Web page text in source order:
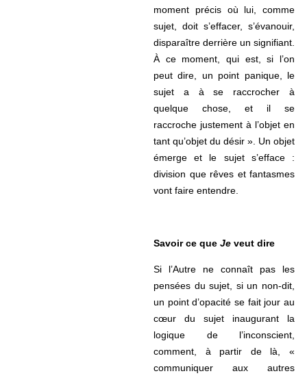
moment précis où lui, comme
sujet, doit s’effacer, s’évanouir,
disparaître derrière un signifiant.
À ce moment, qui est, si l’on
peut dire, un point panique, le
sujet a à se raccrocher à
quelque chose, et il se
raccroche justement à l’objet en
tant qu’objet du désir ». Un objet
émerge et le sujet s’efface :
division que rêves et fantasmes
vont faire entendre.
Savoir ce que Je veut dire
Si l’Autre ne connaît pas les
pensées du sujet, si un non-dit,
un point d’opacité se fait jour au
cœur du sujet inaugurant la
logique de l’inconscient,
comment, à partir de là, «
communiquer aux autres